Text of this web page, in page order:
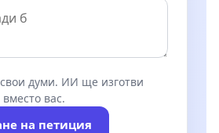
думи. ИИ ще изготви
вас.
на петиция